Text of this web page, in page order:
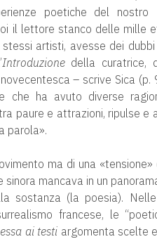
poetiche del
il lettore stanco delle mille
artisti, avesse dei
Introduzionedella curatrice,
– scrive Sica
che ha avuto diverse
paure e attrazioni, ripulse e
parola».
ma di una
sinora mancava in un
sostanza (la poesia).
francese, le
ai testi argomenta scelte